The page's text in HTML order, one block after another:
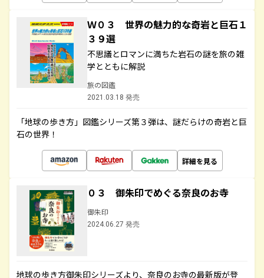
Ｗ０３ 世界の魅力的な奇岩と巨石１
３９選
不思議とロマンに満ちた岩石の謎を旅の雑
学とともに解説
旅の図鑑
2021.03.18 発売
「地球の歩き方」図鑑シリーズ第３弾は、謎だらけの奇岩と巨
石の世界！
詳細を見る
０３ 御朱印でめぐる奈良のお寺
御朱印
2024.06.27 発売
地球の歩き方御朱印シリーズより、奈良のお寺の最新版が登